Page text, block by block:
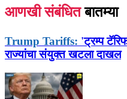
आणखी संबंधित बातम्या
Trump Tariffs: 'ट्रम्प
राज्यांचा संयुक्त खटला दाखल